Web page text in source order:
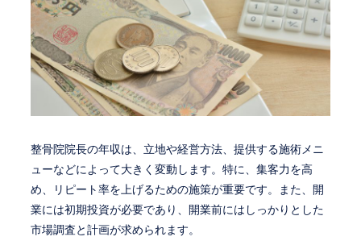
整骨院院長の年収は、立地や経営方法、提供する施術メニ
ューなどによって大きく変動します。特に、集客力を高
め、リピート率を上げるための施策が重要です。また、開
業には初期投資が必要であり、開業前にはしっかりとした
市場調査と計画が求められます。